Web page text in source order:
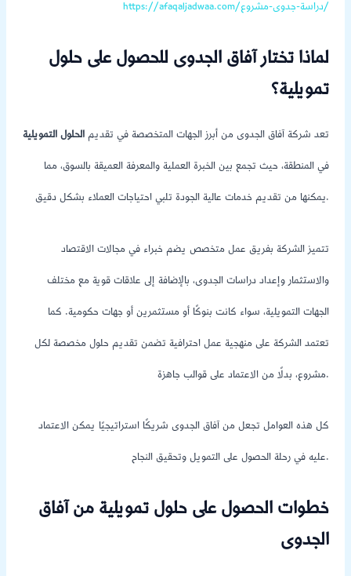
https://afaqaljadwaa.com/دراسة-جدوى-مشروع/
لماذا تختار آفاق الجدوى للحصول على حلول
تمويلية؟
تعد شركة آفاق الجدوى من أبرز الجهات المتخصصة في تقديم الحلول التمويلية
في المنطقة، حيث تجمع بين الخبرة العملية والمعرفة العميقة بالسوق، مما
يمكنها من تقديم خدمات عالية الجودة تلبي احتياجات العملاء بشكل دقيق.
تتميز الشركة بفريق عمل متخصص يضم خبراء في مجالات الاقتصاد
والاستثمار وإعداد دراسات الجدوى، بالإضافة إلى علاقات قوية مع مختلف
الجهات التمويلية، سواء كانت بنوكًا أو مستثمرين أو جهات حكومية. كما
تعتمد الشركة على منهجية عمل احترافية تضمن تقديم حلول مخصصة لكل
مشروع، بدلًا من الاعتماد على قوالب جاهزة.
كل هذه العوامل تجعل من آفاق الجدوى شريكًا استراتيجيًا يمكن الاعتماد
عليه في رحلة الحصول على التمويل وتحقيق النجاح.
خطوات الحصول على حلول تمويلية من آفاق
الجدوى